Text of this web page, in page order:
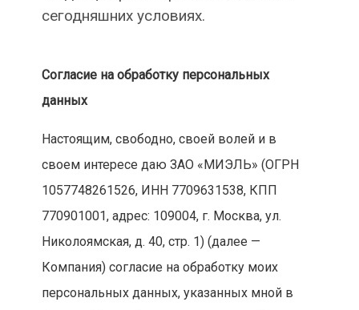
сегодняшних условиях.
Согласие на обработку персональных
данных
Настоящим, свободно, своей волей и в
своем интересе даю ЗАО «МИЭЛЬ» (ОГРН
1057748261526, ИНН 7709631538, КПП
770901001, адрес: 109004, г. Москва, ул.
Николоямская, д. 40, стр. 1) (далее —
Компания) согласие на обработку моих
персональных данных, указанных мной в